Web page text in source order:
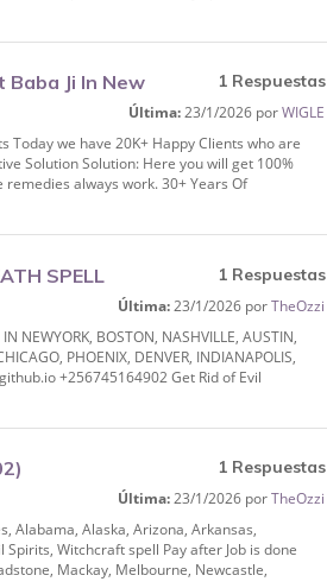
Ji In New
1 Respuestas
Última:23/1/2026 porWIGLE
Today we have 20K+ Happy Clients who are
Solution Solution: Here you will get 100%
always work. 30+ Years Of
SPELL
AUS
1 Respuestas
Última:23/1/2026 porTheOzzi
NEWYORK, BOSTON, NASHVILLE, AUSTIN,
PHOENIX, DENVER, INDIANAPOLIS,
+256745164902 Get Rid of Evil
1 Respuestas
Última:23/1/2026 porTheOzzi
Alabama, Alaska, Arizona, Arkansas,
Witchcraft spell Pay after Job is done
Mackay, Melbourne, Newcastle,